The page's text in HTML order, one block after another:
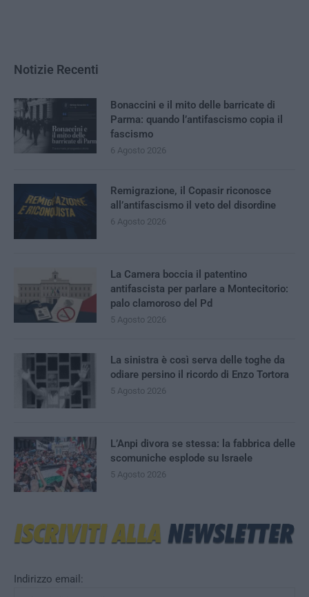
Indirizzo email:
Notizie Recenti
Bonaccini e il mito delle barricate di
Parma: quando l’antifascismo copia il
fascismo
6 Agosto 2026
Remigrazione, il Copasir riconosce
all’antifascismo il veto del disordine
6 Agosto 2026
La Camera boccia il patentino
antifascista per parlare a Montecitorio:
palo clamoroso del Pd
5 Agosto 2026
La sinistra è così serva delle toghe da
odiare persino il ricordo di Enzo Tortora
5 Agosto 2026
L’Anpi divora se stessa: la fabbrica delle
scomuniche esplode su Israele
5 Agosto 2026